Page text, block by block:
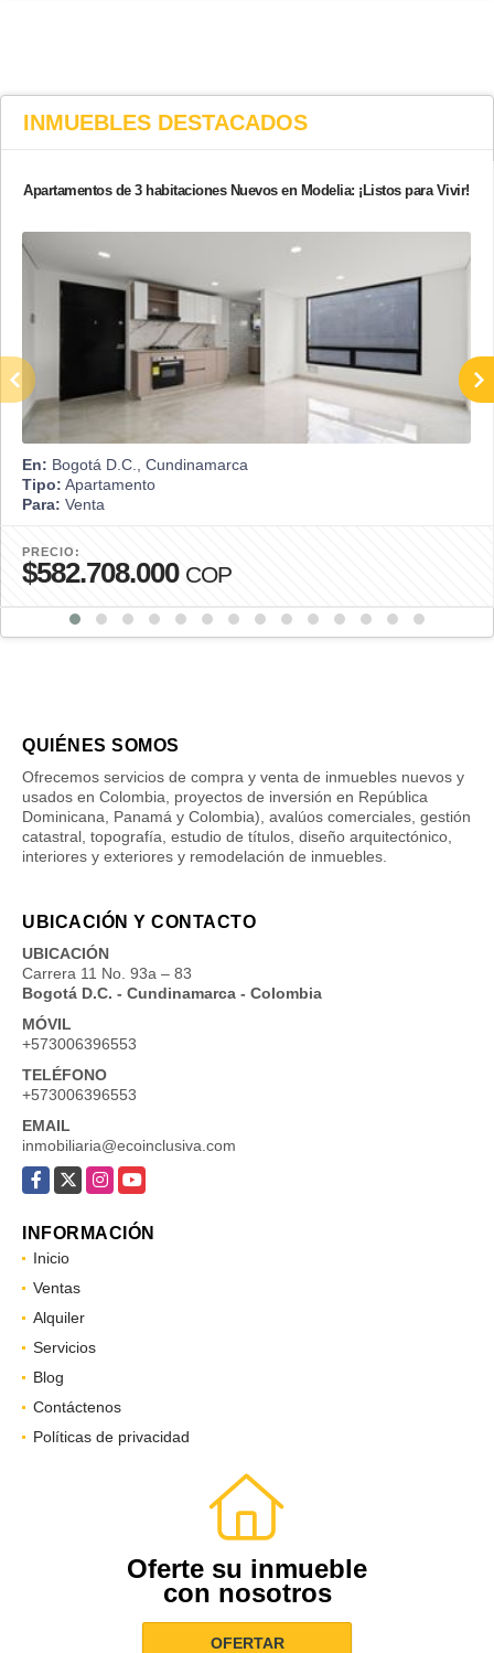
INMUEBLES DESTACADOS
Apartamentos de 3 habitaciones Nuevos en Modelia: ¡Listos para Vivir!
En: Bogotá D.C., Cundinamarca
Tipo: Apartamento
Para: Venta
PRECIO:
$582.708.000 COP
QUIÉNES SOMOS
Ofrecemos servicios de compra y venta de inmuebles nuevos y
usados en Colombia, proyectos de inversión en República
Dominicana, Panamá y Colombia), avalúos comerciales, gestión
catastral, topografía, estudio de títulos, diseño arquitectónico,
interiores y exteriores y remodelación de inmuebles.
UBICACIÓN Y CONTACTO
UBICACIÓN
Carrera 11 No. 93a – 83
Bogotá D.C. - Cundinamarca - Colombia
MÓVIL
+573006396553
TELÉFONO
+573006396553
EMAIL
inmobiliaria@ecoinclusiva.com
Facebook
X InstagramYouTube
INFORMACIÓN
Inicio
Ventas
Alquiler
Servicios
Blog
Contáctenos
Políticas de privacidad
Oferte su inmueble
con nosotros
OFERTAR